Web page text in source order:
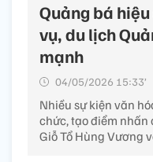
Quảng bá
vụ, du lịch
mạnh
04/05/2026 15:33’
Nhiều sự kiện văn
chức, tạo điểm nhấn
Giỗ Tổ Hùng Vương